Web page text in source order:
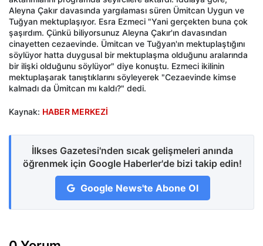
Aleyna Çakır davasında yargılaması süren Ümitcan Uygun ve
Tuğyan mektuplaşıyor. Esra Ezmeci "Yani gerçekten buna çok
şaşırdım. Çünkü biliyorsunuz Aleyna Çakır'ın davasından
cinayetten cezaevinde. Ümitcan ve Tuğyan'ın mektuplaştığını
söylüyor hatta duygusal bir mektuplaşma olduğunu aralarında
bir ilişki olduğunu söylüyor" diye konuştu. Ezmeci ikilinin
mektuplaşarak tanıştıklarını söyleyerek "Cezaevinde kimse
kalmadı da Ümitcan mı kaldı?" dedi.
Kaynak: HABER MERKEZİ
İlkses Gazetesi'nden sıcak gelişmeleri anında
öğrenmek için Google Haberler'de bizi takip edin!
Google News'te Abone Ol